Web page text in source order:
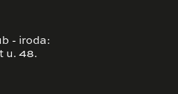
- iroda:
u. 48.